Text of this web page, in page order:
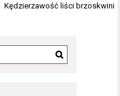
Kędzierzawość liści brzoskwini